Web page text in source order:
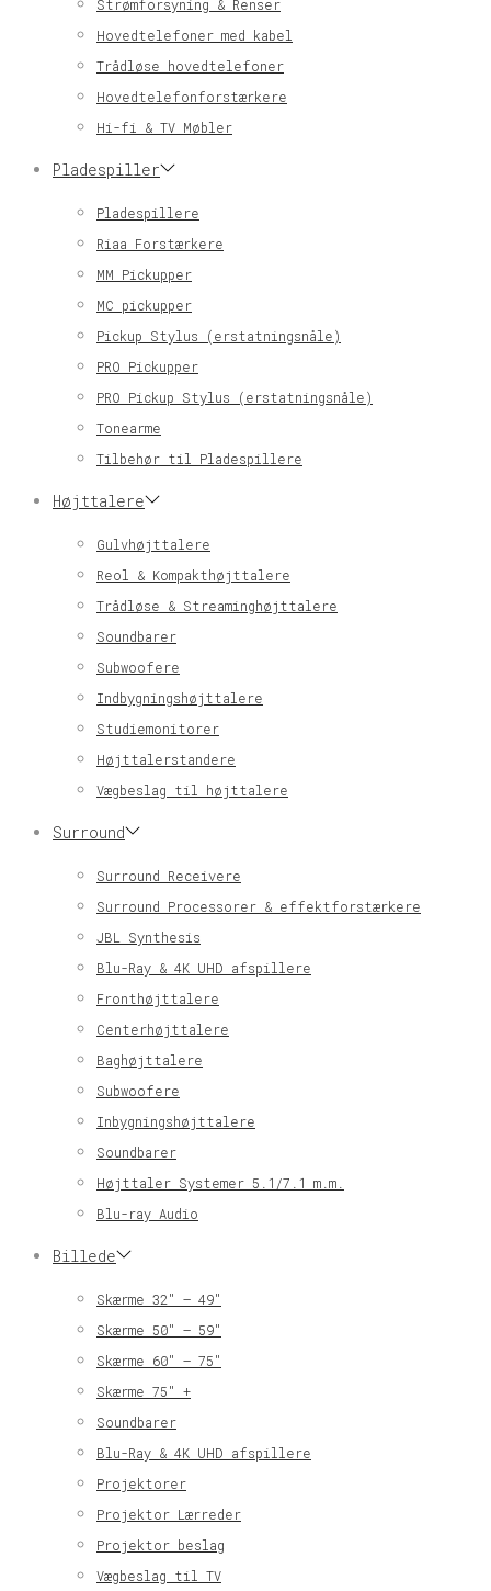
Strømforsyning & Renser
Hovedtelefoner med kabel
Trådløse hovedtelefoner
Hovedtelefonforstærkere
Hi-fi & TV Møbler
Pladespiller
Pladespillere
Riaa Forstærkere
MM Pickupper
MC pickupper
Pickup Stylus (erstatningsnåle)
PRO Pickupper
PRO Pickup Stylus (erstatningsnåle)
Tonearme
Tilbehør til Pladespillere
Højttalere
Gulvhøjttalere
Reol & Kompakthøjttalere
Trådløse & Streaminghøjttalere
Soundbarer
Subwoofere
Indbygningshøjttalere
Studiemonitorer
Højttalerstandere
Vægbeslag til højttalere
Surround
Surround Receivere
Surround Processorer & effektforstærkere
JBL Synthesis
Blu-Ray & 4K UHD afspillere
Fronthøjttalere
Centerhøjttalere
Baghøjttalere
Subwoofere
Inbygningshøjttalere
Soundbarer
Højttaler Systemer 5.1/7.1 m.m.
Blu-ray Audio
Billede
Skærme 32″ – 49″
Skærme 50″ – 59″
Skærme 60″ – 75″
Skærme 75″ +
Soundbarer
Blu-Ray & 4K UHD afspillere
Projektorer
Projektor Lærreder
Projektor beslag
Vægbeslag til TV